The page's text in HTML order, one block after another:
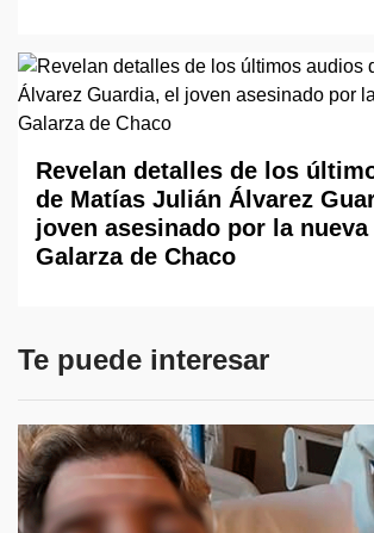
Revelan detalles de los
de Matías Julián Álvarez
joven asesinado por la nueva
Galarza de Chaco
Te puede interesar